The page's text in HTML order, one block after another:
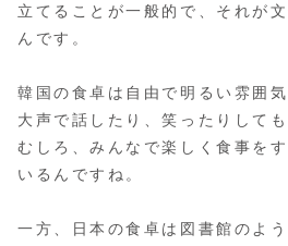
立てることが一般的で、それが
んです。
韓国の食卓は自由で明るい雰囲気
大声で話したり、笑ったりして
むしろ、みんなで楽しく食事を
いるんですね。
一方、日本の食卓は図書館のよ